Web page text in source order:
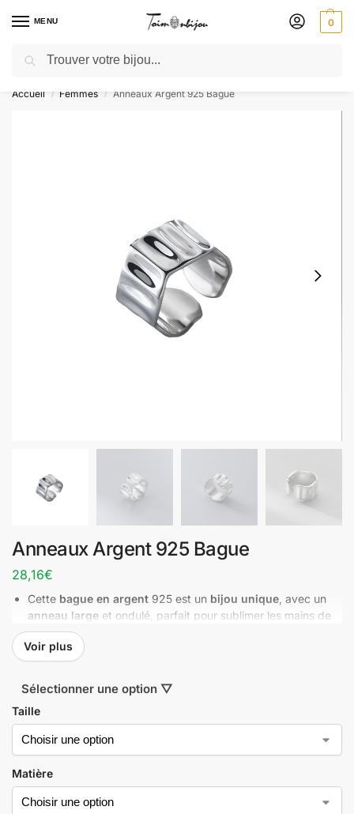
MENU 0
🎁 SOLDES SOLDES : jusqu’à -30 % ! GRAVURE OFFERTE – Livré 48h
Accueil / Femmes / Anneaux Argent 925 Bague
Anneaux Argent 925 Bague
28,16€
Cette bague en argent 925 est un bijou unique , avec un
anneau large et ondulé, parfait pour sublimer les mains de
chaque femme. Disponible en
une excellente
soi.
Livré GRATUITEMENT chez vous en 10-15 jours
Voir plus
Sélectionner une option ▽
Taille
Matière